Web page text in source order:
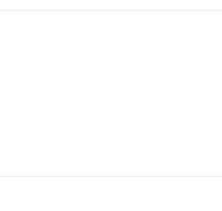
Bu SatıcınınTüm Ürünlerini Görüntüle